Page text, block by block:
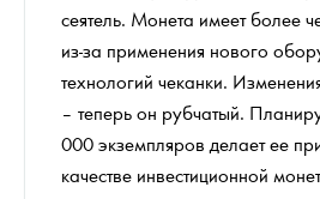
сеятель. Монета имеет более
из-за применения нового
технологий чеканки.
– теперь он рубчатый.
000 экземпляров делает ее
качестве инвестиционной